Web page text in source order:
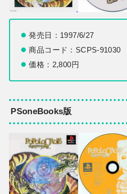
発売日：1997/6/27
商品コード：SCPS-91030
価格：2,800円
PSoneBooks版